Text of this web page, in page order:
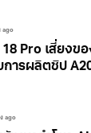
ago
18 Pro เสี่ยง
การผลิตชิป
ago